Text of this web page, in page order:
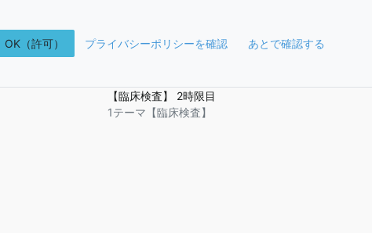
OK（許可） プライバシーポリシーを確認 あとで確認する
【臨床検査】 2時限目
1テーマ【臨床検査】